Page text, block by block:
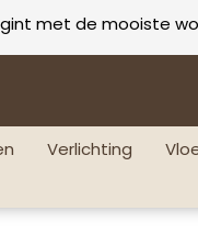
met de mooiste
Verlichting